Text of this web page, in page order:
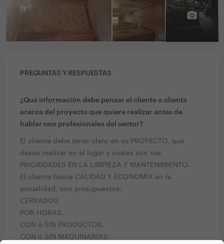
PREGUNTAS Y RESPUESTAS
¿Qué información debe pensar el cliente o clienta
acerca del proyecto que quiere realizar antes de
hablar con profesionales del sector?
El cliente debe tener claro en su PROYECTO, que
desea realizar en el lugar y cuales son sus
PRIORIDADES EN LA LIMPIEZA Y MANTENIMIENTO.
El cliente busca CALIDAD Y ECONOMÍA en la
actualidad, con presupuestos:
CERRADOS
POR HORAS.
CON ó SIN PRODUCTOS.
CON ó SIN MAQUINARIAS.